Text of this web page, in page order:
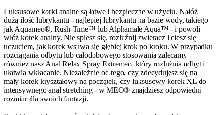
Luksusowe korki analne są łatwe i bezpieczne w użyciu. Nałóż
dużą ilość lubrykantu - najlepiej lubrykantu na bazie wody, takiego
jak Aquameo®, Rush-Time™ lub Alphamale Aqua™ - i powoli
włóż korek analny. Nie spiesz się, rozluźnij zwieracz i ciesz się
uczuciem, jak korek wsuwa się głębiej krok po kroku. W przypadku
rozciągania odbytu lub całodobowego stosowania zalecamy
również nasz Anal Relax Spray Extremeo, który rozluźnia odbyt i
ułatwia wkładanie. Niezależnie od tego, czy zdecydujesz się na
mały korek kryształowy na początek, czy luksusowy korek XL do
intensywnego anal stretching - w MEO® znajdziesz odpowiedni
rozmiar dla swoich fantazji.